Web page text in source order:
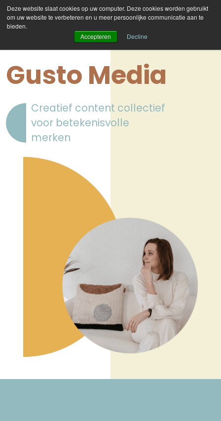
Deze website slaat cookies op uw computer. Deze cookies worden gebruikt
om uw website te verbeteren en u meer persoonlijke communicatie aan te
bieden.
Accepteren
Decline
Gusto Media
Creatief content collectief
voor betekenisvolle
merken